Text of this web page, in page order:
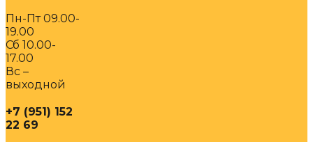
Пн-Пт 09.00-
19.00
Сб 10.00-
17.00
Вс –
выходной
+7 (951) 152
22 69